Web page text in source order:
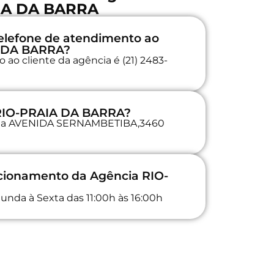
DA BARRA
de atendimento ao
BARRA?
cliente da agência é (21) 2483-
PRAIA DA BARRA?
AVENIDA SERNAMBETIBA,3460
da Agência RIO-
à Sexta das 11:00h às 16:00h